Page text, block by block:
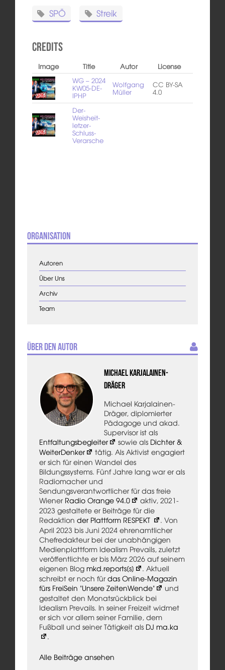
SPÖ Streik
Credits
Image Title Autor
License
WG – 2024
KW05-DE-
IPHP
Wolfgang
Müller
CC BY-SA
4.0
Der-
Weisheit-
letzer-
Schluss-
Verarsche
Organisation
Autoren
Über Uns
Archiv
Team
Über den Autor
Michael Karjalainen-
Dräger
Michael Karjalainen-
Dräger, diplomierter
Pädagoge und akad.
Supervisor ist als
Entfaltungsbegleiter
sowie als Dichter &
WeiterDenker
tätig. Als Aktivist engagiert
er sich für einen Wandel des
Bildungssystems. Fünf Jahre lang war er als
Radiomacher und
Sendungsverantwortlicher für das freie
Wiener Radio Orange 94.0
aktiv, 2021-
2023 gestaltete er Beiträge für die
Redaktion der Plattform RESPEKT
. Von
April 2023 bis Juni 2024 ehrenamtlicher
Chefredakteur bei der unabhängigen
Medienplattform Idealism Prevails, zuletzt
veröffentlichte er bis März 2026 auf seinem
eigenen Blog mkd.reports[s]
. Aktuell
schreibt er noch für das Online-Magazin
fürs FreiSein "Unsere ZeitenWende"
und
gestaltet den Monatsrückblick bei
Idealism Prevails. In seiner Freizeit widmet
er sich vor allem seiner Familie, dem
Fußball und seiner Tätigkeit als DJ ma.ka
.
Alle Beiträge ansehen